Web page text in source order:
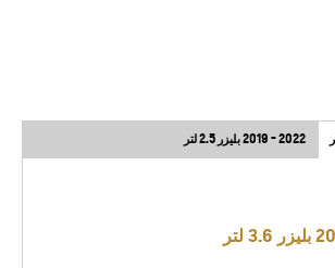
2022 - 2019 بليزر 2.5 لتر